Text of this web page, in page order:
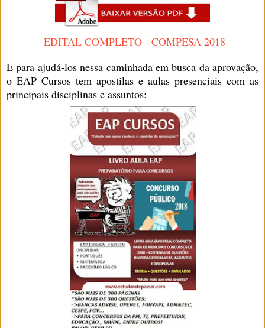
EDITAL COMPLETO - COMPESA 2018
E para ajudá-los nessa caminhada em busca da aprovação,
o EAP Cursos tem apostilas e aulas presenciais com as
principais disciplinas e assuntos: